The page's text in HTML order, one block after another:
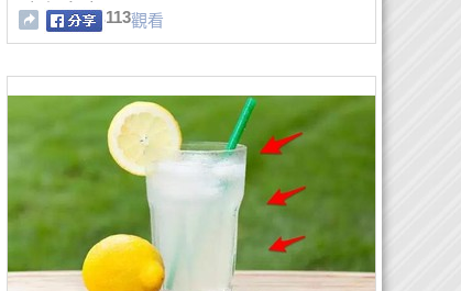
陪在身旁⋯⋯
113觀看